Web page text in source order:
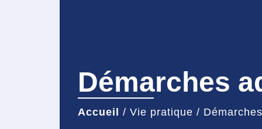
Démarches
Accueil / Vie pratique /